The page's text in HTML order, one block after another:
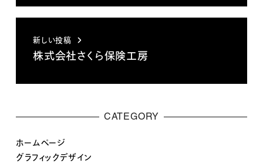
新しい投稿
株式会社さくら保険工房
CATEGORY
ホームページ
グラフィックデザイン